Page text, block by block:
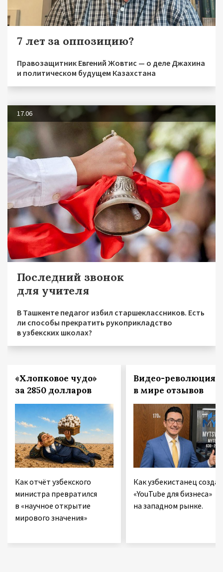
7 лет за оппозицию?
Правозащитник Евгений Жовтис — о деле Джахина
и политическом будущем Казахстана
17.06
Последний звонок
для учителя
В Ташкенте педагог избил старшеклассников. Есть
ли способы прекратить рукоприкладство
в узбекских школах?
«Хлопковое чудо»
за 2850 долларов
Как отчёт узбекского
министра превратился
в «научное открытие
мирового значения»
Видео-революция
в мире отзывов
Как узбекистанец
«YouTube для бизнеса»
на западном рынке.